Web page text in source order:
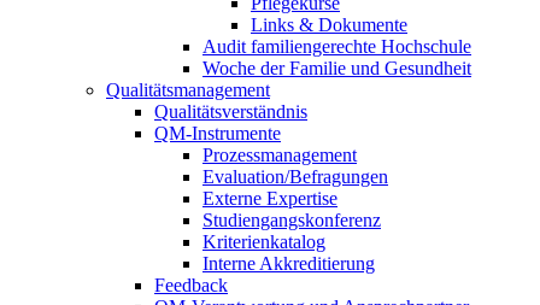
Links & Dokumente
Audit familiengerechte Hochschule
Woche der Familie und Gesundheit
Qualitätsmanagement
Qualitätsverständnis
QM-Instrumente
Prozessmanagement
Evaluation/Befragungen
Externe Expertise
Studiengangskonferenz
Kriterienkatalog
Interne Akkreditierung
Feedback